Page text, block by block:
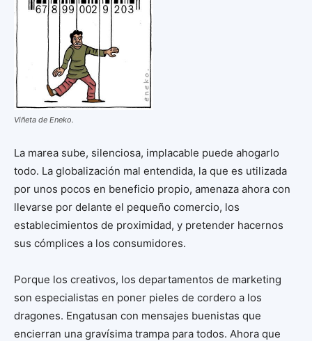
Viñeta de Eneko.
La marea sube, silenciosa, implacable puede ahogarlo
todo. La globalización mal entendida, la que es utilizada
por unos pocos en beneficio propio, amenaza ahora con
llevarse por delante el pequeño comercio, los
establecimientos de proximidad, y pretender hacernos
sus cómplices a los consumidores.
Porque los creativos, los departamentos de marketing
son especialistas en poner pieles de cordero a los
dragones. Engatusan con mensajes buenistas que
encierran una gravísima trampa para todos. Ahora que